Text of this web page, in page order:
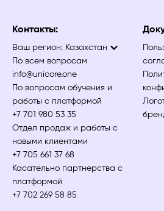
Контакты:
Ваш регион: Казахстан
По всем вопросам
info@unicore.one
По вопросам обучения и
работы с платформой
+7 701 980 53 35
Отдел продаж и работы с
новыми клиентами
+7 705 661 37 68
Касательно партнерства с
платформой
+7 702 269 58 85